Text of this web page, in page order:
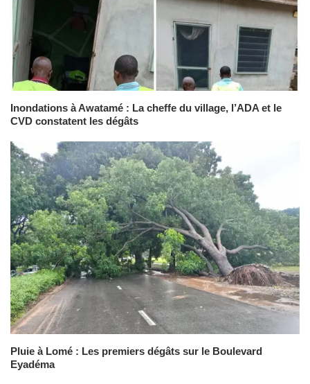
Inondations à Awatamé : La cheffe du village, l’ADA et le
CVD constatent les dégâts
Pluie à Lomé : Les premiers dégâts sur le Boulevard
Eyadéma